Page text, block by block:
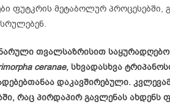
ფუტკრის მეტაბოლურ პროცესებში,
თვალსაზრისით საყურადღებო
ceranae, სხვადასხვა
დაკავშირებული.
, რაც პირდაპირ გავლენას ახდენს